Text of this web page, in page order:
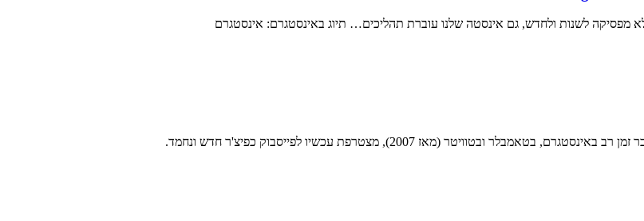
מפסיקה לשנות ולחדש, גם אינסטה שלנו עוברת תהליכים… תיוג באינסטגרם: אינסטגרם
(מאז 2007), מצטרפת עכשיו לפייסבוק כפיצ'ר חדש ונחמד.